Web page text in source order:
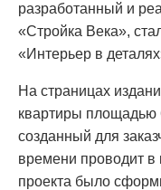
разработанный и
«Стройка Века»,
«Интерьер в
На страницах
квартиры площадью
созданный для
времени проводит в
проекта было